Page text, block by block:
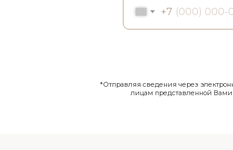
+7
*Отправляя сведения через
лицам представленной